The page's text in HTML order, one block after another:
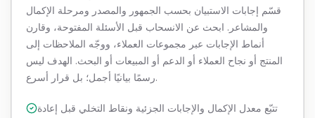
قسّم إجابات الاستبيان بحسب الجمهور والمصدر ومرحلة الإكمال
والمشاعر. ابحث عن الانسحاب قبل الأسئلة المفتوحة، وقارن
أنماط الإجابات عبر مجموعات العملاء، ووجّه الملاحظات إلى
المنتج أو نجاح العملاء أو الدعم أو المبيعات أو البحث. الهدف ليس
رسمًا بيانيًا أجمل؛ بل قرار أسرع.
تتبّع معدل الإكمال والإجابات الجزئية ونقاط التخلي قبل إعادة